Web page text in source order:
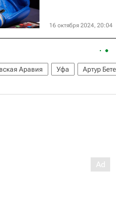
16 октября 2024, 20:04
Аравия Уфа Артур